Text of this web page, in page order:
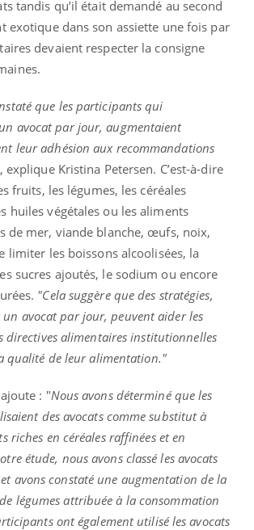
tandis qu’il était demandé au second
exotique dans son assiette une fois par
devaient respecter la consigne
que les participants qui
avocat par jour, augmentaient
leur adhésion aux recommandations
, explique Kristina Petersen. C’est-à-dire
fruits, les légumes, les céréales
huiles végétales ou les aliments
de mer, viande blanche, œufs, noix,
limiter les boissons alcoolisées, la
sucres ajoutés, le sodium ou encore
"Cela suggère que des stratégies,
avocat par jour, peuvent aider les
directives alimentaires institutionnelles
qualité de leur alimentation."
: "Nous avons déterminé que les
des avocats comme substitut à
riches en céréales raffinées et en
étude, nous avons classé les avocats
avons constaté une augmentation de la
légumes attribuée à la consommation
ont également utilisé les avocats